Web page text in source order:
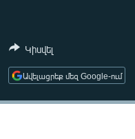
ՄԵԿՆԱԲԱՆՈՒԹՅՈՒՆ
Կիսվել
Ավելացրեք մեզ Google-ում